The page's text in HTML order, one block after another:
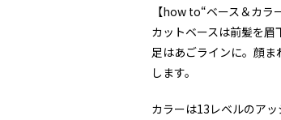
【how to“ベース＆カラ
カットベースは前髪を
足はあごラインに。顔
します。
カラーは13レベルのア